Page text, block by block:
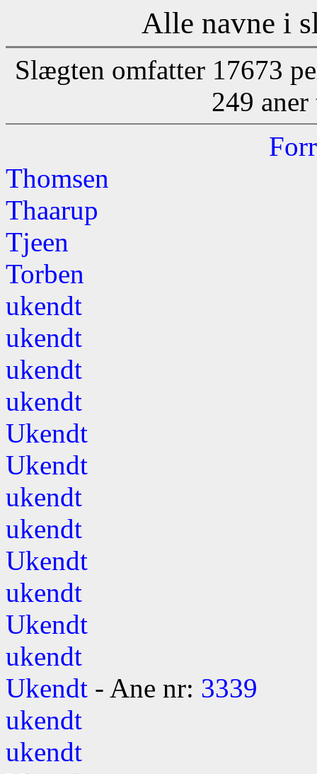
Alle navne i
Slægten omfatter 17673
249
Thomsen
Thaarup
Tjeen
Torben
ukendt
ukendt
ukendt
ukendt
Ukendt
Ukendt
ukendt
ukendt
Ukendt
ukendt
Ukendt
ukendt
Ukendt - Ane nr: 3339
ukendt
ukendt